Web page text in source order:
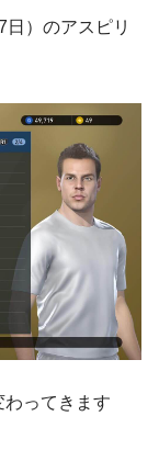
）のアスピリ
ってきます